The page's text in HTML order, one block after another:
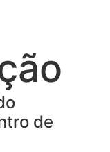
de